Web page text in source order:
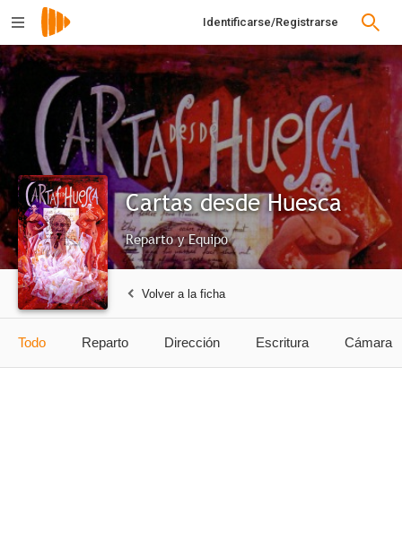
Identificarse/Registrarse
Cartas desde Huesca
Reparto y Equipo
Volver a la ficha
Todo Reparto Dirección Escritura Cámara